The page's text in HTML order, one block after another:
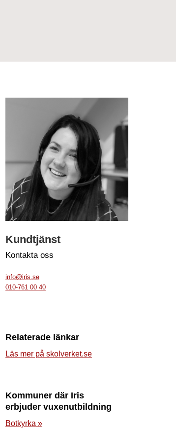
Kundtjänst
Kontakta oss
info@iris.se
010-761 00 40
Relaterade länkar
Läs mer på skolverket.se
Kommuner där Iris
erbjuder vuxenutbildning
Botkyrka »